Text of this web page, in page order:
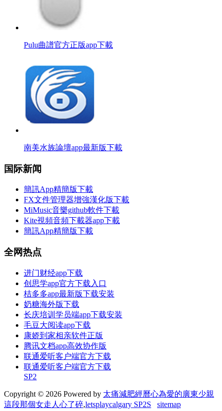
Pulu曲譜官方正版app下載
南美水族論壇app最新版下載
国际新闻
簡訊App精簡版下載
FX文件管理器增強漢化版下載
MiMusic音樂github軟件下載
Kite視頻音頻下載器app下載
簡訊App精簡版下載
全网热点
进门财经app下载
创思学app官方下载入口
桔多多app最新版下载安装
奶糖海外版下载
长庆培训学员端app下载安装
毛豆大阅读app下载
康娇到家相亲软件正版
腾讯文档app高效协作版
联通爱听客户端官方下载
联通爱听客户端官方下载
SP2
Copyright © 2026 Powered by 太痛減肥經曆心為愛的廣東少親
這段那個女走人心了碎,letsplaycalgary SP2S sitemap